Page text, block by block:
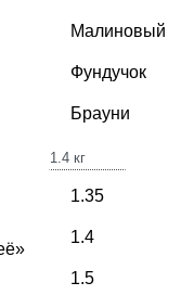
Малиновый
Фундучок
Брауни
1.4 кг
1.35
1.4
1.5